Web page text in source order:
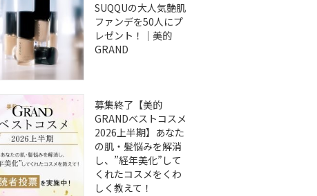
SUQQUの大人気艶肌
ファンデを50人にプ
レゼント！｜美的
GRAND
募集終了【美的
GRANDベストコスメ
2026上半期】あなた
の肌・髪悩みを解消
し、”経年美化”して
くれたコスメをくわ
しく教えて！